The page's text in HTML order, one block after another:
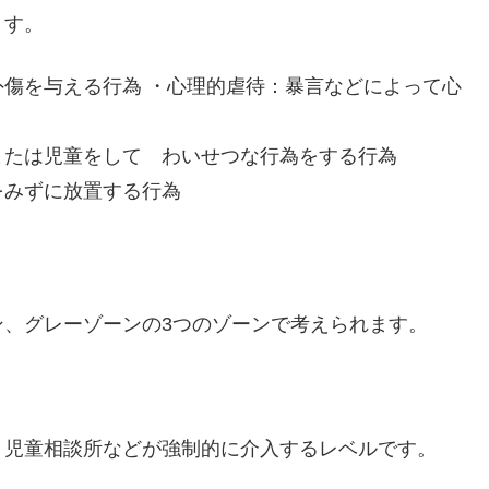
。
を与える行為 ・心理的虐待：暴言などによって心
は児童をして わいせつな行為をする行為
ずに放置する行為
グレーゾーンの3つのゾーンで考えられます。
童相談所などが強制的に介入するレベルです。